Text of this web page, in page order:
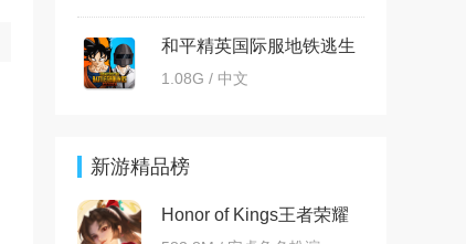
和平精英国际服地铁逃生
1.08G / 中文
新游精品榜
Honor of Kings王者荣耀